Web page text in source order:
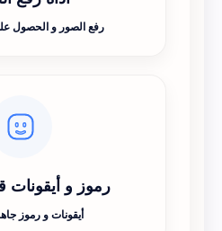
رفع الصور و الحصول
رموز و أيقونات
أيقونات و رموز